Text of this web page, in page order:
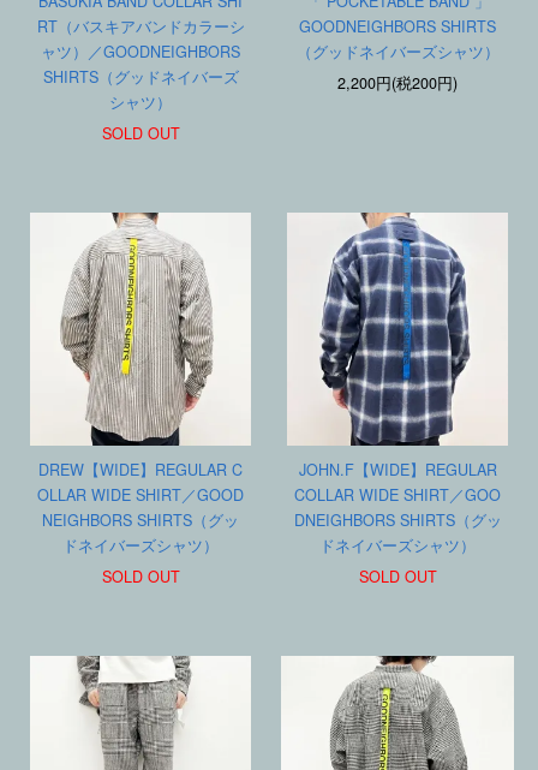
RT（バスキアバンドカラーシ
ャツ）／GOODNEIGHBORS
SHIRTS（グッドネイバーズ
シャツ）
SOLD OUT
GOODNEIGHBORS SHIRTS
（グッドネイバーズシャツ）
2,200円(税200円)
DREW【WIDE】REGULAR C
OLLAR WIDE SHIRT／GOOD
NEIGHBORS SHIRTS（グッ
ドネイバーズシャツ）
SOLD OUT
JOHN.F【WIDE】REGULAR
COLLAR WIDE SHIRT／GOO
DNEIGHBORS SHIRTS（グッ
ドネイバーズシャツ）
SOLD OUT